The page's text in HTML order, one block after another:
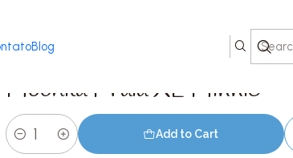
Blog
Mochila Praia XL Minnie
Quantity
Add to Cart